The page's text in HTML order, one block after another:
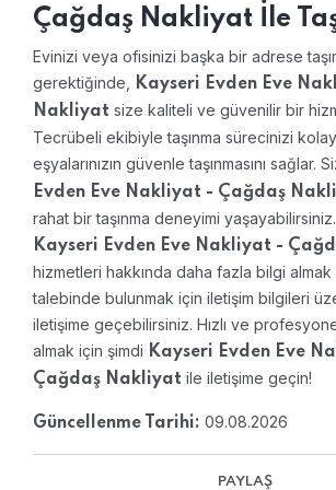
Çağdaş Nakliyat İle
Evinizi veya ofisinizi başka bir adrese
gerektiğinde,
Kayseri Evden Eve
Nakliyat size kaliteli ve güvenilir bir
Tecrübeli ekibiyle taşınma sürecinizi
eşyalarınızın güvenle taşınmasını sağlar.
Evden Eve Nakliyat - Çağdaş
rahat bir taşınma deneyimi yaşayabilirsiniz.
Kayseri Evden Eve Nakliyat -
hizmetleri hakkında daha fazla bilgi almak
talebinde bulunmak için iletişim bilgileri
iletişime geçebilirsiniz. Hızlı ve
almak için şimdi Kayseri Evden Eve
Çağdaş Nakliyat ile iletişime geçin!
Güncellenme Tarihi: 09.08.2026
PAYLAŞ